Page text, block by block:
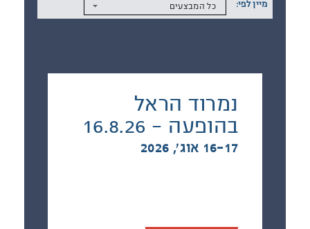
מיין לפי: כל המבצעים
נמרוד הראל
בהופעה - 16.8.26
16-17 אוג׳, 2026